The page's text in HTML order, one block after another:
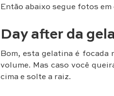
Então abaixo segue fotos
Day after da
Bom, esta gelatina é focada
volume. Mas caso você
cima e solte a raiz.